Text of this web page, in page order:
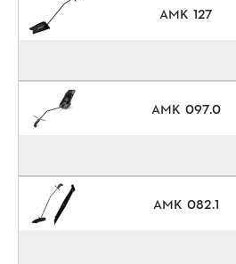
ΑΜΚ 127
AMK 097.0
AMK 082.1